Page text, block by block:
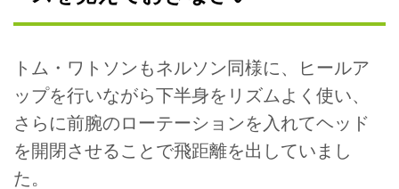
トム・ワトソンもネルソン同様に、ヒールア
ップを行いながら下半身をリズムよく使い、
さらに前腕のローテーションを入れてヘッド
を開閉させることで飛距離を出していまし
た。